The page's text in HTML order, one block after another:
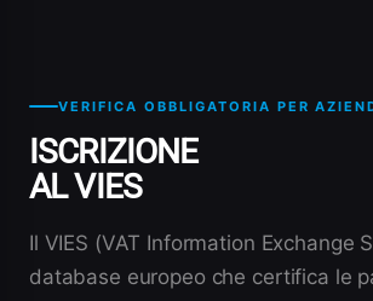
VERIFICA OBBLIGATORIA PER
ISCRIZIONE
AL VIES
Il VIES (VAT Information Exchange
database europeo che certifica le